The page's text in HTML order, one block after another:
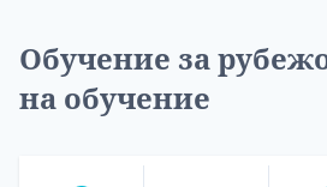
Обучение за
на обучение